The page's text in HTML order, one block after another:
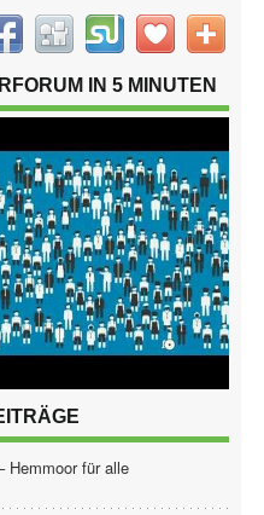
IN 5 MINUTEN
Hemmoor für alle